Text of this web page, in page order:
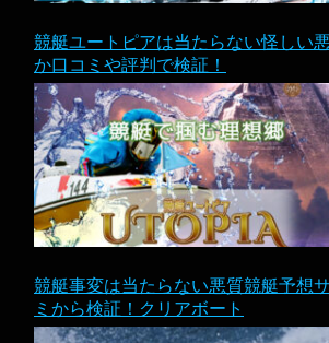
競艇ユートピアは当たらない怪しい
か口コミや評判で検証！
競艇事変は当たらない悪質競艇予想
ミから検証！クリアボート